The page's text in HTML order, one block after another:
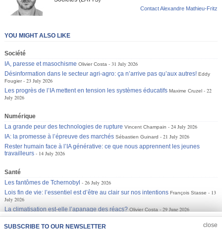
Contact Alexandre Mathieu-Fritz
SUBSCRIBE TO OUR NEWSLETTER close
JOIN US CLOSE
YOU MIGHT ALSO LIKE
Société
IA, paresse et masochisme Olivier Costa
31 July 2026
Désinformation dans le secteur agri-agro: ça n’arrive pas qu’aux autres! Eddy
Fougier
23 July 2026
Les progrès de l’IA mettent en tension les systèmes éducatifs Maxime Cruzel
22
July 2026
Numérique
La grande peur des technologies de rupture Vincent Champain
24 July 2026
IA: la promesse à l’épreuve des marchés Sébastien Guinard
21 July 2026
Rester humain face à l’IA générative: ce que nous apprennent les jeunes
travailleurs
14 July 2026
Santé
Les fantômes de Tchernobyl
26 July 2026
Lois fin de vie: l’essentiel est d’être au clair sur nos intentions François Stasse
13
July 2026
La climatisation est-elle l’apanage des réacs? Olivier Costa 29 June 2026